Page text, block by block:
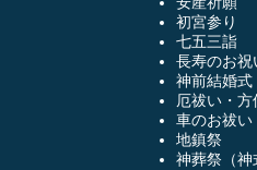
初宮参り
七五三詣
長寿のお祝
神前結婚式
厄祓い・方
車のお祓い
地鎮祭
神葬祭（神